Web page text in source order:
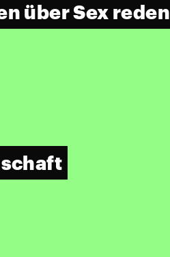
über Sex reden